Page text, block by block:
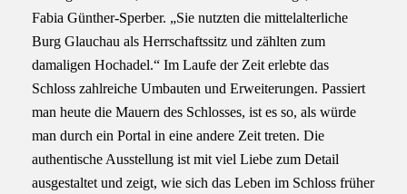
Fabia Günther-Sperber. „Sie nutzten die mittelalterliche
Burg Glauchau als Herrschaftssitz und zählten zum
damaligen Hochadel.“ Im Laufe der Zeit erlebte das
Schloss zahlreiche Umbauten und Erweiterungen. Passiert
man heute die Mauern des Schlosses, ist es so, als würde
man durch ein Portal in eine andere Zeit treten. Die
authentische Ausstellung ist mit viel Liebe zum Detail
ausgestaltet und zeigt, wie sich das Leben im Schloss früher